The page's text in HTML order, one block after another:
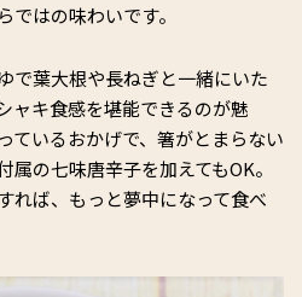
ではの味わいです。
で葉大根や長ねぎと一緒にいた
ャキ食感を堪能できるのが魅
ているおかげで、箸がとまらない
の七味唐辛子を加えてもOK。
れば、もっと夢中になって食べ